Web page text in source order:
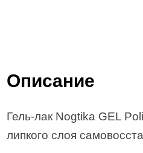
Описание
Гель-лак Nogtika GEL
липкого слоя